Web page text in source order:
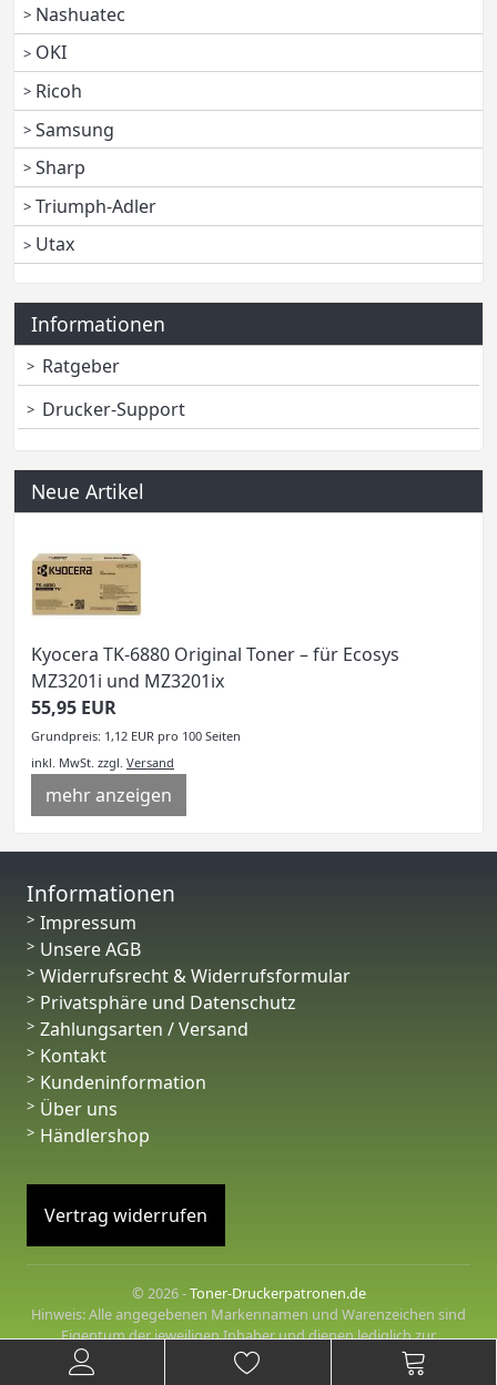
Nashuatec
OKI
Ricoh
Samsung
Sharp
Triumph-Adler
Utax
Informationen
Ratgeber
Drucker-Support
Neue Artikel
Kyocera TK-6880 Original Toner – für Ecosys
MZ3201i und MZ3201ix
55,95 EUR
Grundpreis: 1,12 EUR pro 100 Seiten
inkl. MwSt. zzgl. Versand
mehr anzeigen
Informationen
Impressum
Unsere AGB
Widerrufsrecht & Widerrufsformular
Privatsphäre und Datenschutz
Zahlungsarten / Versand
Kontakt
Kundeninformation
Über uns
Händlershop
Vertrag widerrufen
© 2026 -Toner-Druckerpatronen.de
Hinweis: Alle angegebenen Markennamen und Warenzeichen sind
Eigentum der jeweiligen Inhaber und dienen lediglich zur
Beschreibung der angebotenen Produkte.